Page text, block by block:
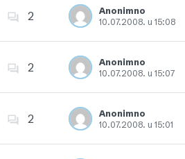
Dodajte u favorite
2
Anonimno
10.07.2008. u 15:08
Dodajte u favorite
2
Anonimno
10.07.2008. u 15:07
Dodajte u favorite
2
Anonimno
10.07.2008. u 15:01